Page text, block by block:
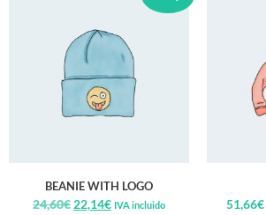
BEANIE WITH LOGO
24,60€ 22,14€ IVA incluido 51,66€